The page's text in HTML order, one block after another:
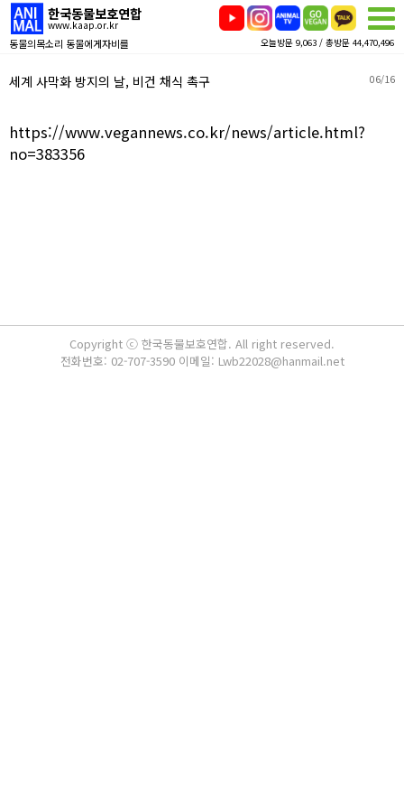
한국동물보호연합
www.kaap.or.kr
동물의목소리 동물에게자비를 오늘방문 9,063 / 총방문 44,470,496
세계 사막화 방지의 날, 비건 채식 촉구 06/16
https://www.vegannews.co.kr/news/article.html?
no=383356
Copyright ⓒ 한국동물보호연합. All right reserved.
전화번호: 02-707-3590 이메일: Lwb22028@hanmail.net